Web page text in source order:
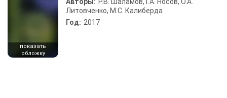
показать
обложку
Литовченко, М.С. Калиберда
Год: 2017